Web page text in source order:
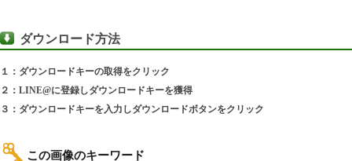
ダウンロード方法
１：ダウンロードキーの取得をクリック
２：LINE@に登録しダウンロードキーを獲得
３：ダウンロードキーを入力しダウンロードボタンをクリック
この画像のキーワード